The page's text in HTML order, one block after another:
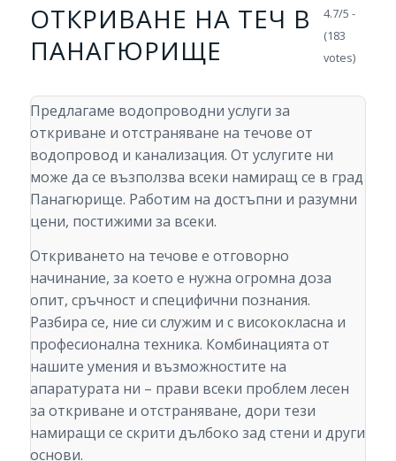
ОТКРИВАНЕ НА ТЕЧ В
ПАНАГЮРИЩЕ
Предлагаме водопроводни услуги за
откриване и отстраняване на течове от
водопровод и канализация. От услугите ни
може да се възползва всеки намиращ се в град
Панагюрище. Работим на достъпни и разумни
цени, постижими за всеки.
Откриването на течове е отговорно
начинание, за което е нужна огромна доза
опит, сръчност и специфични познания.
Разбира се, ние си служим и с висококласна и
професионална техника. Комбинацията от
нашите умения и възможностите на
апаратурата ни – прави всеки проблем лесен
за откриване и отстраняване, дори тези
намиращи се скрити дълбоко зад стени и други
основи.
4.7/5 -
(183
votes)